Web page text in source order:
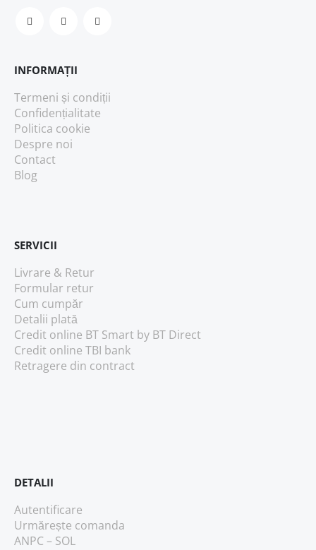
INFORMAȚII
Termeni și condiții
Confidențialitate
Politica cookie
Despre noi
Contact
Blog
SERVICII
Livrare & Retur
Formular retur
Cum cumpăr
Detalii plată
Credit online BT Smart by BT Direct
Credit online TBI bank
Retragere din contract
DETALII
Autentificare
Urmărește comanda
ANPC – SOL